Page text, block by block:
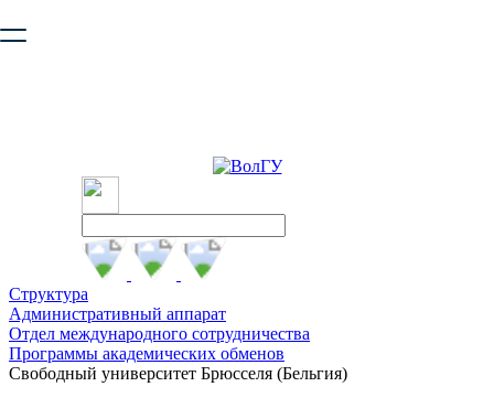
безопасную работу с сайтом. Пожалуйста
Структура
Административный аппарат
Отдел международного сотрудничества
Программы академических обменов
Свободный университет Брюсселя (Бельгия)